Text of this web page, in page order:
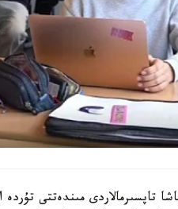
تاپسىرمالاردى مىندەتتى